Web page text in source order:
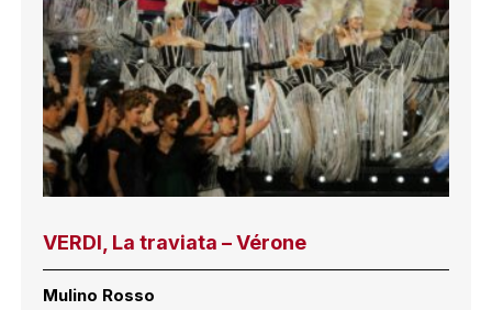
VERDI, La traviata – Vérone
Mulino Rosso